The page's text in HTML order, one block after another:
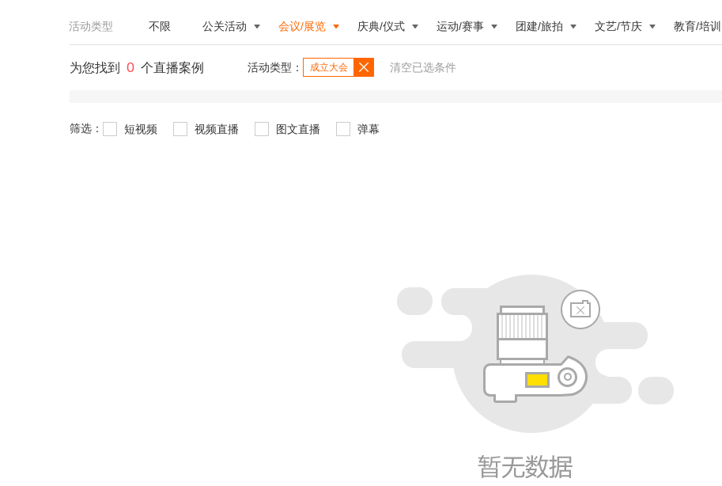
活动类型 不限 公关活动 会议/展览 庆典/仪式 运动/赛事 团建/旅拍 文艺/节庆 教育/培训
为您找到 0 个直播案例 活动类型： 成立大会 清空已选条件
筛选： 短视频 视频直播 图文直播 弹幕